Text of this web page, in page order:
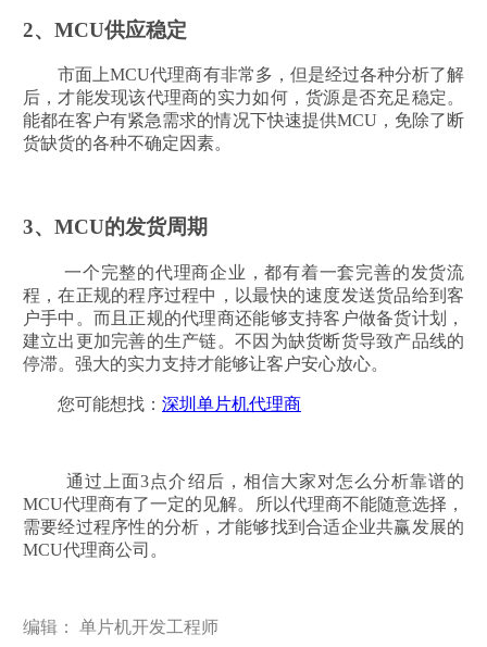
2、MCU供应稳定
市面上MCU代理商有非常多，但是经过各种分析了解
后，才能发现该代理商的实力如何，货源是否充足稳定。
能都在客户有紧急需求的情况下快速提供MCU，免除了断
货缺货的各种不确定因素。
3、MCU的发货周期
一个完整的代理商企业，都有着一套完善的发货流
程，在正规的程序过程中，以最快的速度发送货品给到客
户手中。而且正规的代理商还能够支持客户做备货计划，
建立出更加完善的生产链。不因为缺货断货导致产品线的
停滞。强大的实力支持才能够让客户安心放心。
您可能想找： 深圳单片机代理商
通过上面3点介绍后，相信大家对怎么分析靠谱的
MCU代理商有了一定的见解。所以代理商不能随意选择，
需要经过程序性的分析，才能够找到合适企业共赢发展的
MCU代理商公司。
编辑： 单片机开发工程师